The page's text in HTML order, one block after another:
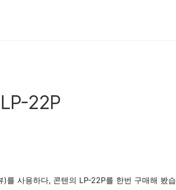
22P
를 사용하다, 콘텐의 LP-22P를 한번 구매해 봤습